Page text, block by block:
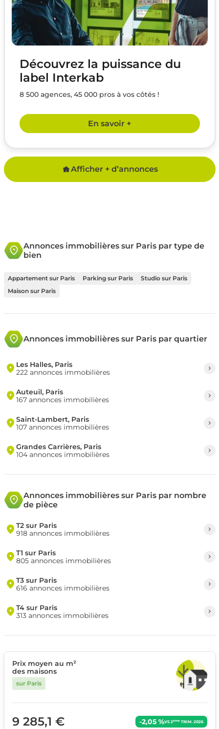
Découvrez la puissance du
label Interkab
8 500 agences, 45 000 pros à vos côtés !
En savoir +
Afficher + d’annonces
Annonces immobilières sur Paris par type de
bien
Appartement sur Paris Parking sur Paris
Studio sur Paris
Maison sur Paris
Annonces immobilières sur Paris par quartier
Les Halles, Paris
222 annonces immobilières
Auteuil, Paris
167 annonces immobilières
Saint-Lambert, Paris
107 annonces immobilières
Grandes Carrières, Paris
104 annonces immobilières
Annonces immobilières sur Paris par nombre
de pièce
T2 sur Paris
918 annonces immobilières
T1 sur Paris
805 annonces immobilières
T3 sur Paris
616 annonces immobilières
T4 sur Paris
313 annonces immobilières
Prix moyen au m²
des maisons
sur Paris
9 285,1 € -2,05 %VS 2èmeTRIM. 2026